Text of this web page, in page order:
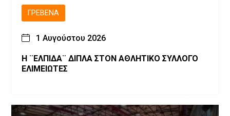
ΓΡΕΒΕΝΆ
1 Αυγούστου 2026
Η ¨ΕΛΠΙΔΑ¨ ΔΙΠΛΑ ΣΤΟΝ ΑΘΛΗΤΙΚΟ ΣΥΛΛΟΓΟ
ΕΛΙΜΕΙΩΤΕΣ